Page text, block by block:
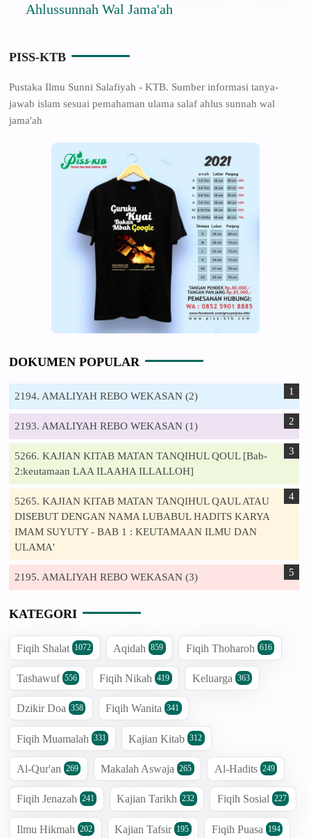
Wal Jama'ah
PISS-KTB
Pustaka Ilmu Sunni Salafiyah - KTB. Sumber informasi tanya-
jawab islam sesuai pemahaman ulama salaf ahlus sunnah wal
jama'ah
DOKUMEN POPULAR
2194. AMALIYAH REBO WEKASAN (2)
2193. AMALIYAH REBO WEKASAN (1)
5266. KAJIAN KITAB MATAN TANQIHUL QOUL [Bab-
2:keutamaan LAA ILAAHA ILLALLOH]
5265. KAJIAN KITAB MATAN TANQIHUL QAUL ATAU
DISEBUT DENGAN NAMA LUBABUL HADITS KARYA
IMAM SUYUTY - BAB 1 : KEUTAMAAN ILMU DAN
ULAMA'
2195. AMALIYAH REBO WEKASAN (3)
KATEGORI
Fiqih Shalat 1072 Aqidah 859 Fiqih Thoharoh 616
Tashawuf 556 Fiqih Nikah 419 Keluarga 363
Dzikir Doa 358 Fiqih Wanita 341
Fiqih Muamalah 331 Kajian Kitab 312
Al-Qur'an 269 Makalah Aswaja 265 Al-Hadits 249
Fiqih Jenazah 241 Kajian Tarikh 232 Fiqih Sosial 227
Ilmu Hikmah 202 Kajian Tafsir 195 Fiqih Puasa 194